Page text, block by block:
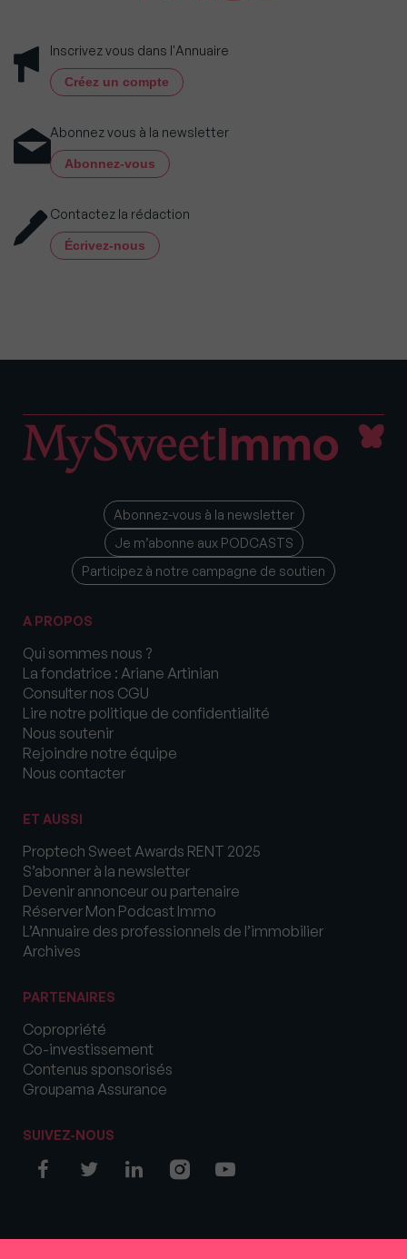
Inscrivez vous dans l'Annuaire
Créez un compte
Abonnez vous à la newsletter
Abonnez-vous
Contactez la rédaction
Écrivez-nous
Abonnez-vous à la newsletter
Je m’abonne aux PODCASTS
Participez à notre campagne de soutien
A PROPOS
Qui sommes nous ?
La fondatrice : Ariane Artinian
Consulter nos CGU
Lire notre politique de confidentialité
Nous soutenir
Rejoindre notre équipe
Nous contacter
ET AUSSI
Proptech Sweet Awards RENT 2025
S’abonner à la newsletter
Devenir annonceur ou partenaire
Réserver Mon Podcast Immo
L’Annuaire des professionnels de l’immobilier
Archives
PARTENAIRES
Copropriété
Co-investissement
Contenus sponsorisés
Groupama Assurance
SUIVEZ-NOUS